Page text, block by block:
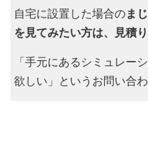
自宅に設置した場合のま
を見てみたい方は、見積
「手元にあるシミュレー
欲しい」というお問い合わ